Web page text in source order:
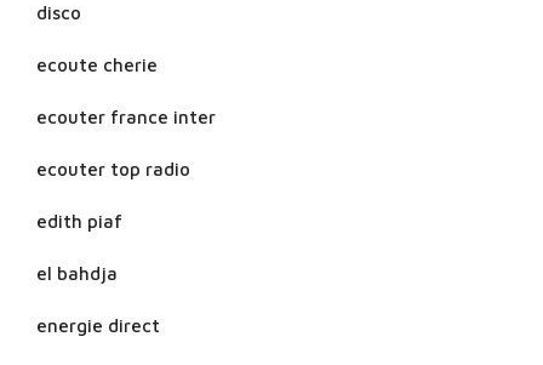
disco
ecoute cherie
ecouter france inter
ecouter top radio
edith piaf
el bahdja
energie direct